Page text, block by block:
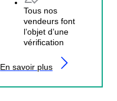
Tous nos
vendeurs font
l’objet d’une
vérification
En savoir plus